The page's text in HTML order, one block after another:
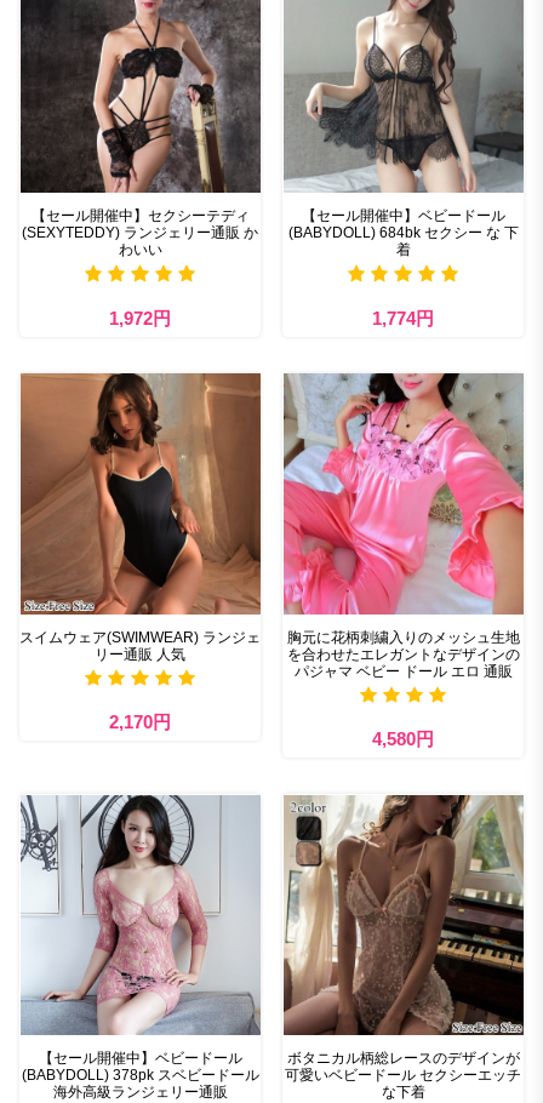
【セール開催中】セクシーテディ
(SEXYTEDDY) ランジェリー通販 か
わいい
1,972円
【セール開催中】ベビードール
(BABYDOLL) 684bk セクシー な 下
着
1,774円
スイムウェア(SWIMWEAR) ランジェ
リー通販 人気
2,170円
胸元に花柄刺繍入りのメッシュ生地
を合わせたエレガントなデザインの
パジャマ ベビー ドール エロ 通販
4,580円
【セール開催中】ベビードール
(BABYDOLL) 378pk スベビードール
海外高級ランジェリー通販
ボタニカル柄総レースのデザインが
可愛いベビードール セクシーエッチ
な下着